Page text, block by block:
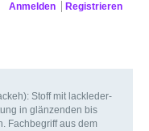
Anmelden Registrieren
Stoff mit lackleder-
in glänzenden bis
Fachbegriff aus dem